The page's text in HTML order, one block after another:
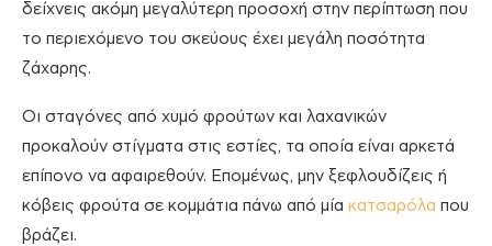
δείχνεις ακόμη μεγαλύτερη προσοχή στην περίπτωση που
το περιεχόμενο του σκεύους έχει μεγάλη ποσότητα
ζάχαρης.
Οι σταγόνες από χυμό φρούτων και λαχανικών
προκαλούν στίγματα στις εστίες, τα οποία είναι αρκετά
επίπονο να αφαιρεθούν. Επομένως, μην ξεφλουδίζεις ή
κόβεις φρούτα σε κομμάτια πάνω από μία κατσαρόλα που
βράζει.